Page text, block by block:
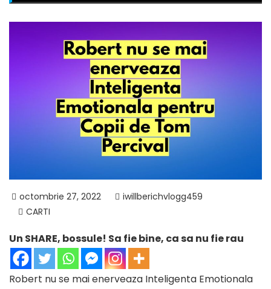
octombrie 27, 2022
iwillberichvlogg459
CARTI
Un SHARE, bossule! Sa fie bine, ca sa nu fie rau
Robert nu se mai enerveaza Inteligenta Emotionala